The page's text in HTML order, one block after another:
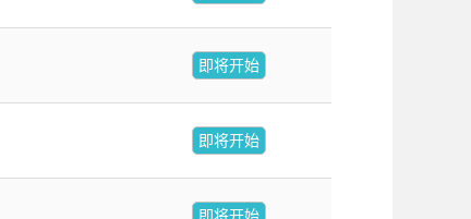
即将开始
即将开始